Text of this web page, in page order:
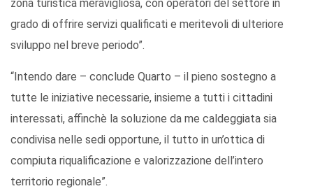
zona turistica meravigliosa, con operatori del settore in
grado di offrire servizi qualificati e meritevoli di ulteriore
sviluppo nel breve periodo”.
“Intendo dare – conclude Quarto – il pieno sostegno a
tutte le iniziative necessarie, insieme a tutti i cittadini
interessati, affinchè la soluzione da me caldeggiata sia
condivisa nelle sedi opportune, il tutto in un’ottica di
compiuta riqualificazione e valorizzazione dell’intero
territorio regionale”.